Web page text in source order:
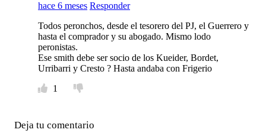
hace 6 meses Responder
Todos peronchos, desde el tesorero del PJ, el Guerrero y
hasta el comprador y su abogado. Mismo lodo
peronistas.
Ese smith debe ser socio de los Kueider, Bordet,
Urribarri y Cresto ? Hasta andaba con Frigerio
1
Deja tu comentario